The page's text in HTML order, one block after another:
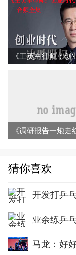
猜你喜欢
马龙：好